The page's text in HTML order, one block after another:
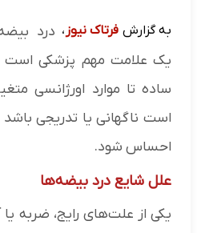
به گزارش فرتاک نیوز ،
یک علامت مهم پزشکی است
ساده تا موارد اورژانسی
است ناگهانی یا تدریجی
احساس شود.
علل شایع درد بیضه‌ها
یکی از علت‌های رایج، ضربه